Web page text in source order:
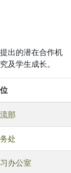
出的潜在合作机
及学生成长。
部
处
办公室